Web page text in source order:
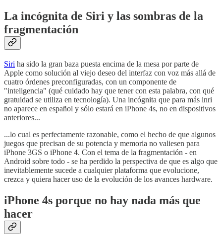
La incógnita de Siri y las sombras de la
fragmentación
Siri ha sido la gran baza puesta encima de la mesa por parte de
Apple como solución al viejo deseo del interfaz con voz más allá de
cuatro órdenes preconfiguradas, con un componente de
"inteligencia" (qué cuidado hay que tener con esta palabra, con qué
gratuidad se utiliza en tecnología). Una incógnita que para más inri
no aparece en español y sólo estará en iPhone 4s, no en dispositivos
anteriores...
...lo cual es perfectamente razonable, como el hecho de que algunos
juegos que precisan de su potencia y memoria no valiesen para
iPhone 3GS o iPhone 4. Con el tema de la fragmentación - en
Android sobre todo - se ha perdido la perspectiva de que es algo que
inevitablemente sucede a cualquier plataforma que evolucione,
crezca y quiera hacer uso de la evolución de los avances hardware.
iPhone 4s porque no hay nada más que
hacer